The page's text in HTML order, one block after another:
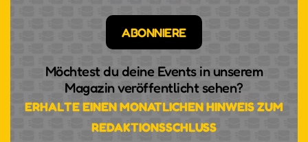
ABONNIERE
Möchtest du deine Events in unserem
Magazin veröffentlicht sehen?
ERHALTE EINEN MONATLICHEN HINWEIS ZUM
REDAKTIONSSCHLUSS